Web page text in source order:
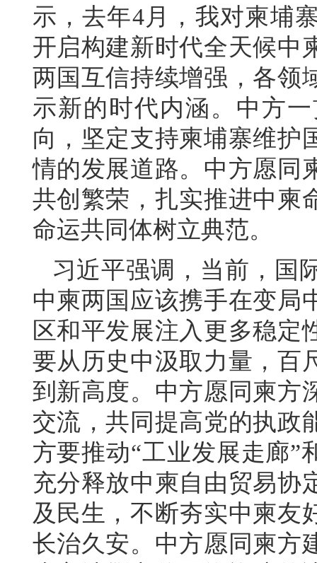
示，去年4月，我对柬埔
开启构建新时代全天候中
两国互信持续增强，各领
示新的时代内涵。中方
向，坚定支持柬埔寨维护
情的发展道路。中方愿同
共创繁荣，扎实推进中柬
命运共同体树立典范。
习近平强调，当前，国
中柬两国应该携手在变局
区和平发展注入更多稳定
要从历史中汲取力量，百
到新高度。中方愿同柬方
交流，共同提高党的执政
方要推动“工业发展走廊”
充分释放中柬自由贸易协
及民生，不断夯实中柬友
长治久安。中方愿同柬方